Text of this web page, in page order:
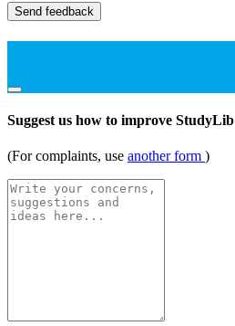
Send feedback
Suggest us how to improve StudyLib
(For complaints, use another form )